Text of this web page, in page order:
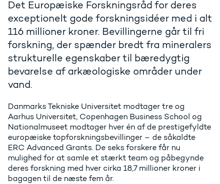
Det Europæiske Forskningsråd for deres
exceptionelt gode forskningsidéer med i alt
116 millioner kroner. Bevillingerne går til fri
forskning, der spænder bredt fra mineralers
strukturelle egenskaber til bæredygtig
bevarelse af arkæologiske områder under
vand.
Danmarks Tekniske Universitet modtager tre og
Aarhus Universitet, Copenhagen Business School og
Nationalmuseet modtager hver én af de prestigefyldte
europæiske topforskningsbevillinger – de såkaldte
ERC Advanced Grants. De seks forskere får nu
mulighed for at samle et stærkt team og påbegynde
deres forskning med hver cirka 18,7 millioner kroner i
bagagen til de næste fem år.